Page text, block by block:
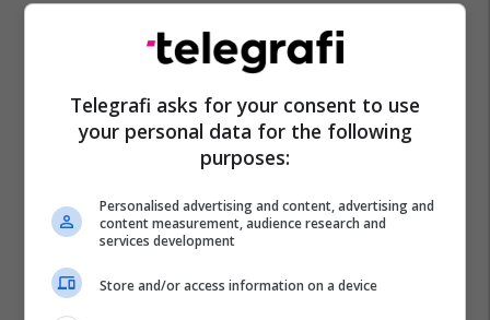
Plan B Creative rrit ndikimin e
biznesit tuaj online
Po kërkoni mjek apo klinikë në
GjejeMjekun.com
GjejeMjekun
Lokal 517m² me tarracë në shitje
Telegrafi asks for your consent to use
your personal data for the following
purposes:
Personalised advertising and content, advertising and
content measurement, audience research and
services development
Store and/or access information on a device